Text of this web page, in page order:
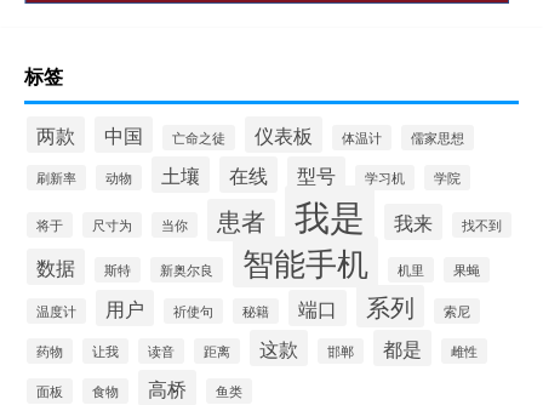
标签
两款 中国 亡命之徒 仪表板 体温计 儒家思想
刷新率 动物 土壤 在线 型号 学习机 学院
将于 尺寸为 当你 患者 我是 我来 找不到
数据 斯特 新奥尔良 智能手机 机里 果蝇
温度计 用户 祈使句 秘籍 端口 系列 索尼
药物 让我 读音 距离 这款 邯郸 都是 雌性
面板 食物 高桥 鱼类